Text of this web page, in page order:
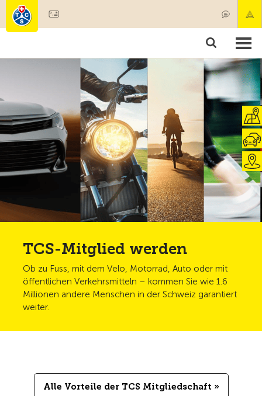
Mitgliedschaft & Leistungen
Test, Sicherheit & Gesundheit
TCS-Mitglied werden
Ob zu Fuss, mit dem Velo, Motorrad, Auto oder mit
öffentlichen Verkehrsmitteln – kommen Sie wie 1.6
Millionen andere Menschen in der Schweiz garantiert
weiter.
Alle Vorteile der TCS Mitgliedschaft »